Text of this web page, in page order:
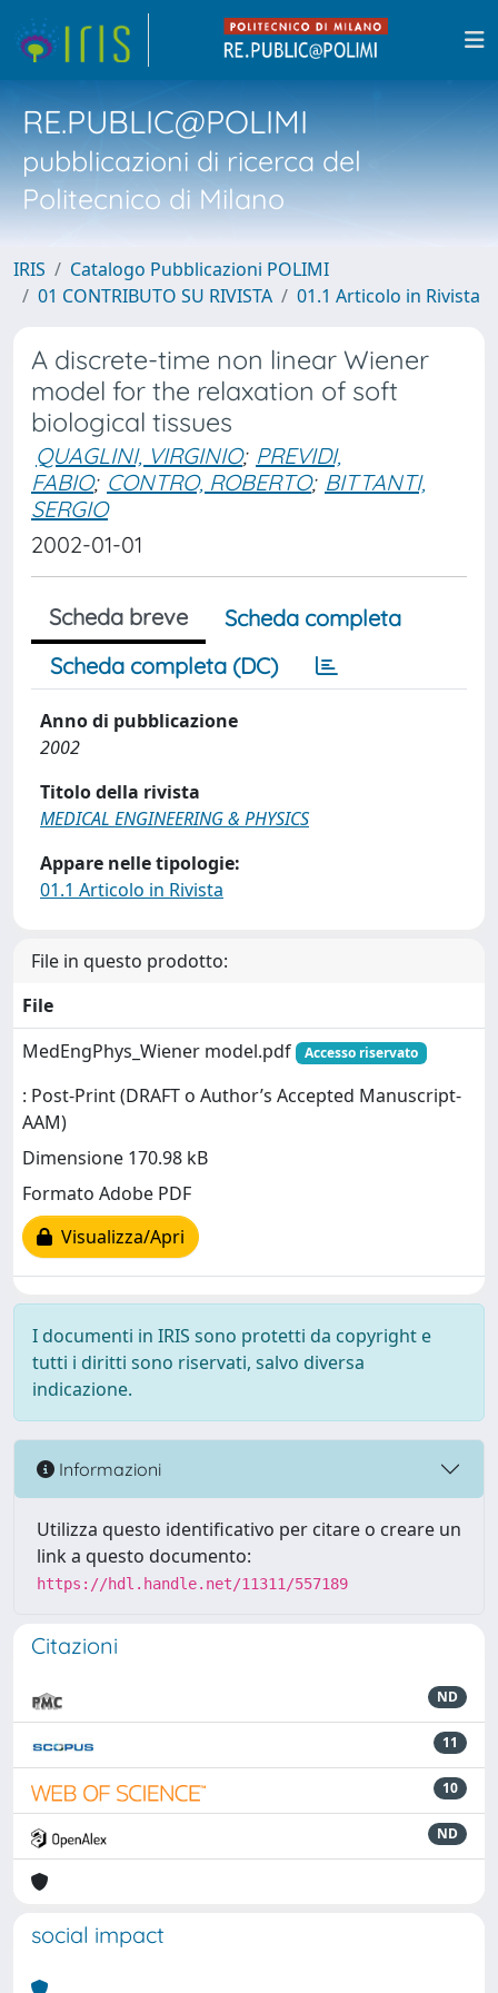
RE.PUBLIC@POLIMI
pubblicazioni di ricerca del
Politecnico di Milano
IRIS
Catalogo Pubblicazioni POLIMI
01 CONTRIBUTO SU RIVISTA
01.1 Articolo in Rivista
A discrete-time non linear Wiener
model for the relaxation of soft
biological tissues
QUAGLINI, VIRGINIO; PREVIDI,
FABIO; CONTRO, ROBERTO; BITTANTI,
SERGIO
2002-01-01
Scheda breve
Scheda completa
Scheda completa (DC)
Anno di pubblicazione
2002
Titolo della rivista
MEDICAL ENGINEERING & PHYSICS
Appare nelle tipologie:
01.1 Articolo in Rivista
File in questo prodotto:
File
MedEngPhys_Wiener model.pdf
Accesso riservato
: Post-Print (DRAFT o Author’s Accepted Manuscript-
AAM)
Dimensione 170.98 kB
Formato Adobe PDF
Visualizza/Apri
I documenti in IRIS sono protetti da copyright e
tutti i diritti sono riservati, salvo diversa
indicazione.
Informazioni
Utilizza questo identificativo per citare o creare un
link a questo documento:
https://hdl.handle.net/11311/557189
Citazioni
ND
11
10
ND
social impact